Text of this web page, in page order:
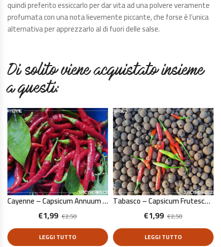
quindi preferito essiccarlo per dar vita ad una polvere veramente
profumata con una nota lievemente piccante, che forse è l’unica
alternativa per apprezzarlo al di fuori delle salse.
Di solito viene acquistato insieme
a questi:
Cayenne – Capsicum Annuum – 10 Semi Puri
€2,50
€1,99
LEGGI TUTTO
Tabasco – Capsicum Frutescens – 10 Semi Puri
€2,50
€1,99
LEGGI TUTTO